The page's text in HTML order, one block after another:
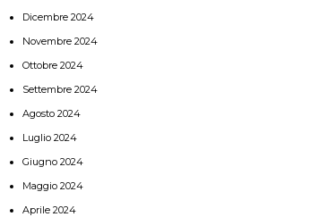
Dicembre 2024
Novembre 2024
Ottobre 2024
Settembre 2024
Agosto 2024
Luglio 2024
Giugno 2024
Maggio 2024
Aprile 2024